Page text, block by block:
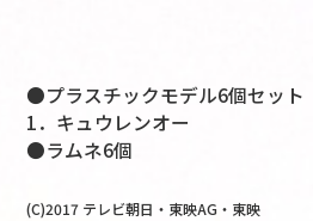
●プラスチックモデル6個セット
1．キュウレンオー
●ラムネ6個
(C)2017 テレビ朝日・東映AG・東映